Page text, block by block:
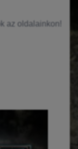
az oldalainkon!